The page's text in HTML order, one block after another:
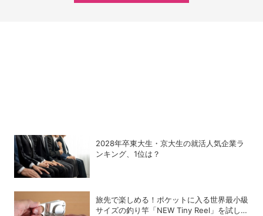
2028年卒東大生・京大生の就活人気企業ラ
ンキング、1位は？
旅先で楽しめる！ポケットに入る世界最小級
サイズの釣り竿「NEW Tiny Reel」を試して